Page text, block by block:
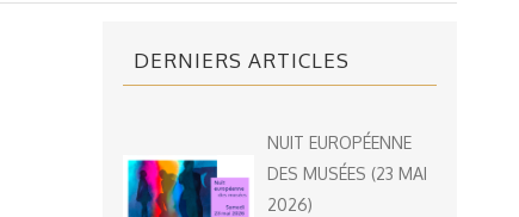
DERNIERS ARTICLES
NUIT EUROPÉENNE
DES MUSÉES (23 MAI
2026)